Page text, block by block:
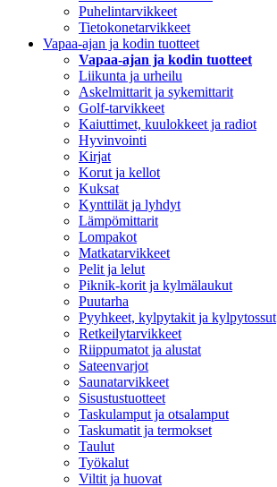
Puhelintarvikkeet
Tietokonetarvikkeet
Vapaa-ajan ja kodin tuotteet
Vapaa-ajan ja kodin tuotteet
Liikunta ja urheilu
Askelmittarit ja sykemittarit
Golf-tarvikkeet
Kaiuttimet, kuulokkeet ja radiot
Hyvinvointi
Kirjat
Korut ja kellot
Kuksat
Kynttilät ja lyhdyt
Lämpömittarit
Lompakot
Matkatarvikkeet
Pelit ja lelut
Piknik-korit ja kylmälaukut
Puutarha
Pyyhkeet, kylpytakit ja kylpytossut
Retkeilytarvikkeet
Riippumatot ja alustat
Sateenvarjot
Saunatarvikkeet
Sisustustuotteet
Taskulamput ja otsalamput
Taskumatit ja termokset
Taulut
Työkalut
Viltit ja huovat